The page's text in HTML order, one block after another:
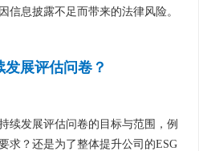
信息披露不足而带来的法律风险。
展评估问卷？
续发展评估问卷的目标与范围，例
求？还是为了整体提升公司的ESG